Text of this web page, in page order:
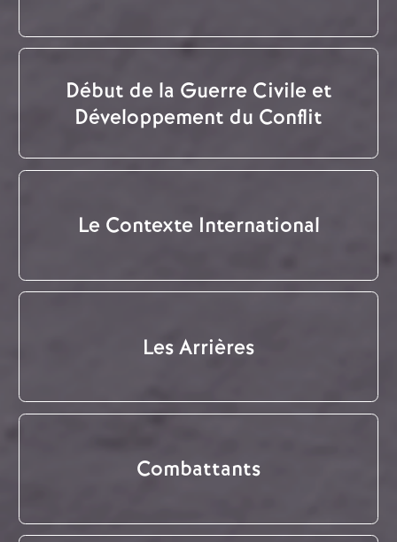
Début de la Guerre Civile et
Développement du Conflit
Le Contexte International
Les Arrières
Combattants